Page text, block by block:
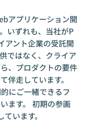
アプリケーション開
いずれも、当社がP
アント企業の受託開
ではなく、クライア
、プロダクトの要件
伴走しています。
にご一緒できるフ
ます。 初期の参画
います。